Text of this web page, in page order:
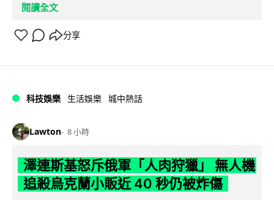
閱讀全文
分享
科技娛樂 生活娛樂 城中熱話
Lawton 8 小時
澤連斯基怒斥俄軍「人肉狩獵」 無人機
追殺烏克蘭小販近 40 秒仍被炸傷